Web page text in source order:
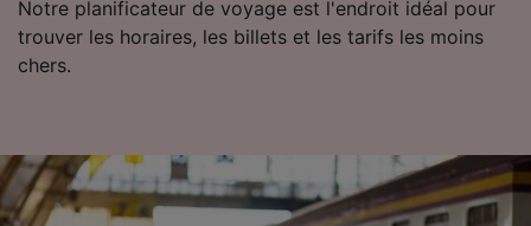
Notre planificateur de voyage est l'endroit idéal pour
trouver les horaires, les billets et les tarifs les moins
chers.